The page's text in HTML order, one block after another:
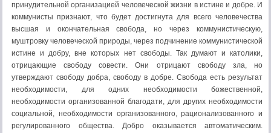
принудительной организацией человеческой жизни в истине и добре. И
коммунисты признают, что будет достигнута для всего человечества
высшая и окончательная свобода, но через коммунистическую,
муштровку человеческой природы, через подчинение коммунистической
истине и добру, вне которых нет свободы. Так думают и католики,
отрицающие свободу совести. Они отрицают свободу зла, но
утверждают свободу добра, свободу в добре. Свобода есть результат
необходимости, для одних необходимости божественной,
необходимости организованной благодати, для других необходимости
социальной, необходимости организованного, рационализованного и
регулированного общества. Добро оказывается автоматическим.